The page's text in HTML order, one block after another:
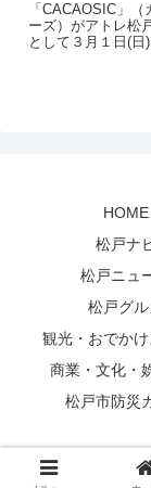
「CACAOSIC」
ーズ）がアトレ
として３月１日(日
HOME
松戸ナ
松戸ニュ
松戸グル
観光・おでかけ
商業・文化・
松戸市防災
© 2007 松戸